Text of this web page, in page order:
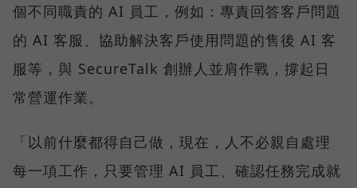
個不同職責的 AI 員工，例如：專責回答客戶問題
的 AI 客服、協助解決客戶使用問題的售後 AI 客
服等，與 SecureTalk 創辦人並肩作戰，撐起日
常營運作業。
「以前什麼都得自己做，現在，人不必親自處理
每一項工作，只要管理 AI 員工、確認任務完成就